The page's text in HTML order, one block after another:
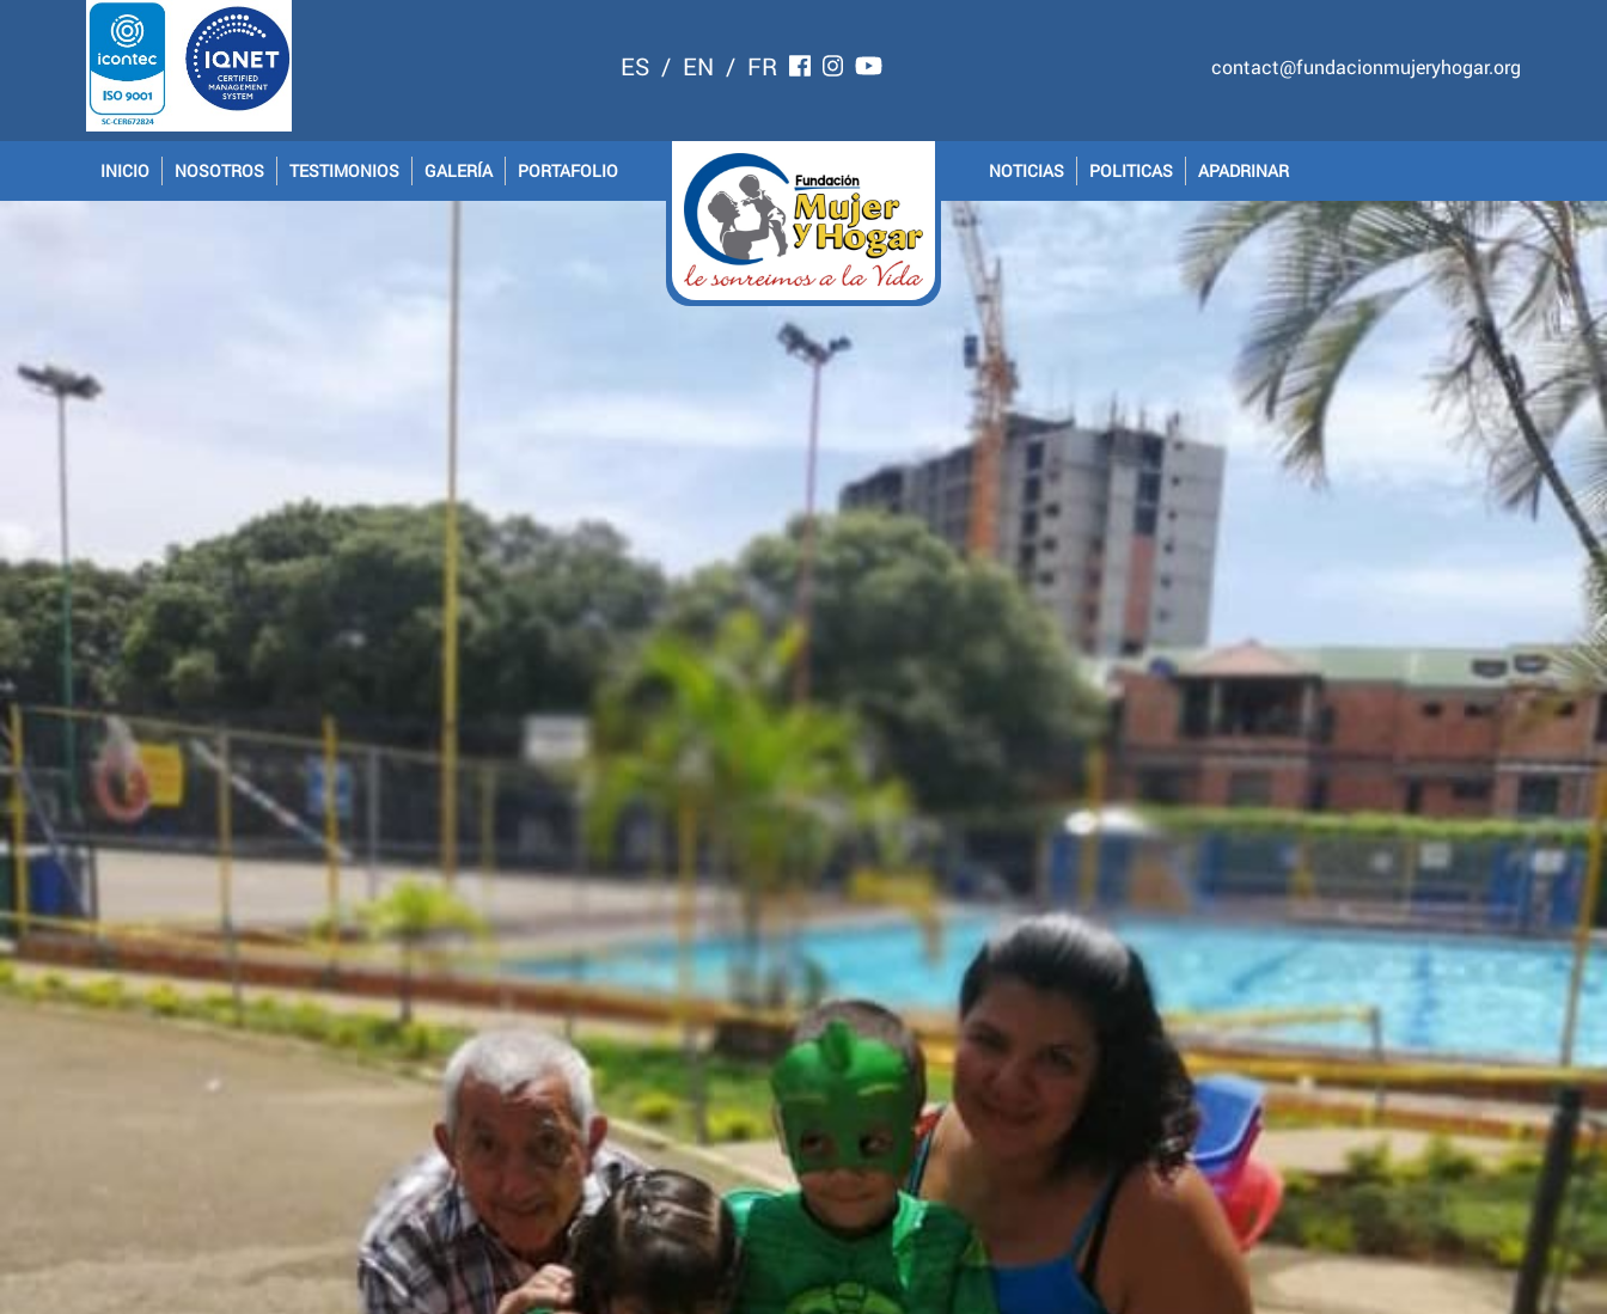
ES / EN / FR contact@fundacionmujeryhogar.org
INICIO NOSOTROS TESTIMONIOS GALERÍA PORTAFOLIO NOTICIAS POLITICAS APADRINAR